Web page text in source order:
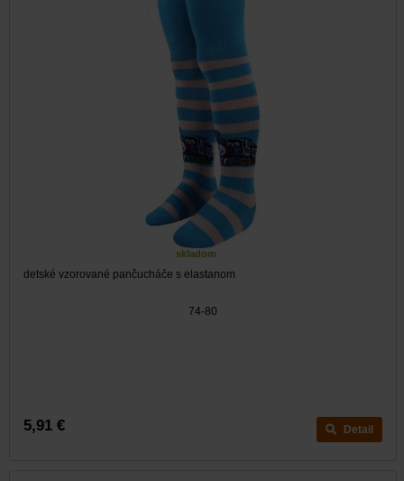
skladom
detské vzorované pančucháče s elastanom
74-80
5,91 € Detail